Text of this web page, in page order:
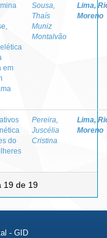
em
Sousa,
Thaís
Muniz
Montalvão
Lima,
Moreno
do
Pereira,
Juscélia
Cristina
Lima,
Moreno
19 de 19
- GID